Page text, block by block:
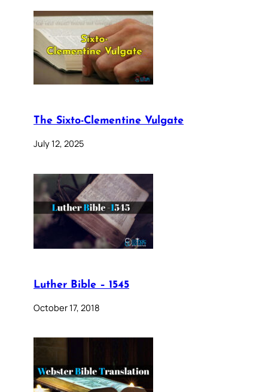
The Sixto-Clementine Vulgate
July 12, 2025
Luther Bible – 1545
October 17, 2018